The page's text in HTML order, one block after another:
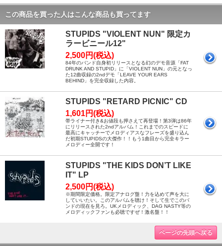
この商品を買った人はこんな商品も買ってます
STUPIDS "VIOLENT NUN" 限定カ
ラービニール12"
2,500円(税込)
84年のバンド自身初リリースとなる幻のデモ音源「FAT
DRUNK AND STUPID」に「VIOLENT NUN」の元となっ
た12曲収録の2ndデモ「LEAVE YOUR EARS
BEHIND」を完全収録した内容。
STUPIDS "RETARD PICNIC" CD
1,601円(税込)
帯ライナー付き&お値段も押さえて再登場！第3弾は86年
にリリースされた2ndアルバム！これまでのスピードに
最高にキャッチーでメロディアスなフレーズを盛り込ん
だ初期STUPIDSの大傑作！！もう1曲目から完全キラー
メロディー全開です！
STUPIDS "THE KIDS DON’T LIKE
IT" LP
2,500円(税込)
※期間限定価格。限定アナログ盤！力を込めて声を大に
していいたい。このアルバムを聴け！そして生でこのバ
ンドの現在を見ろ。UKメロディック、DAG NASTY等の
メロディックファンも必聴ですぜ！激名盤！！
ページの先頭へ戻る